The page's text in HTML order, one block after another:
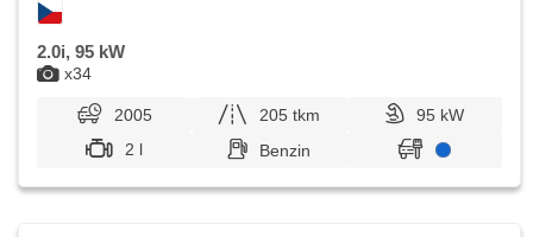
x34
2.0i, 95 kW
2005 205 tkm
95 kW
2 l
Benzin